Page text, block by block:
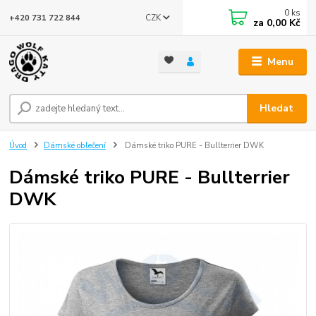
Menu
CZK
Hledat
+420 731 722 844 0 ks
za 0,00 Kč
Úvod Dámské oblečení Dámské triko PURE - Bullterrier DWK
Dámské triko PURE - Bullterrier
DWK